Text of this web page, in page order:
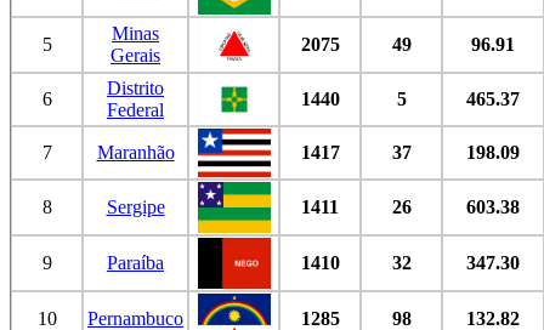
5
Minas
Gerais
2075 49 96.91
6
Distrito
Federal
1440 5 465.37
7 Maranhão 1417 37 198.09
8 Sergipe 1411 26 603.38
9 Paraíba 1410 32 347.30
10 Pernambuco 1285 98 132.82